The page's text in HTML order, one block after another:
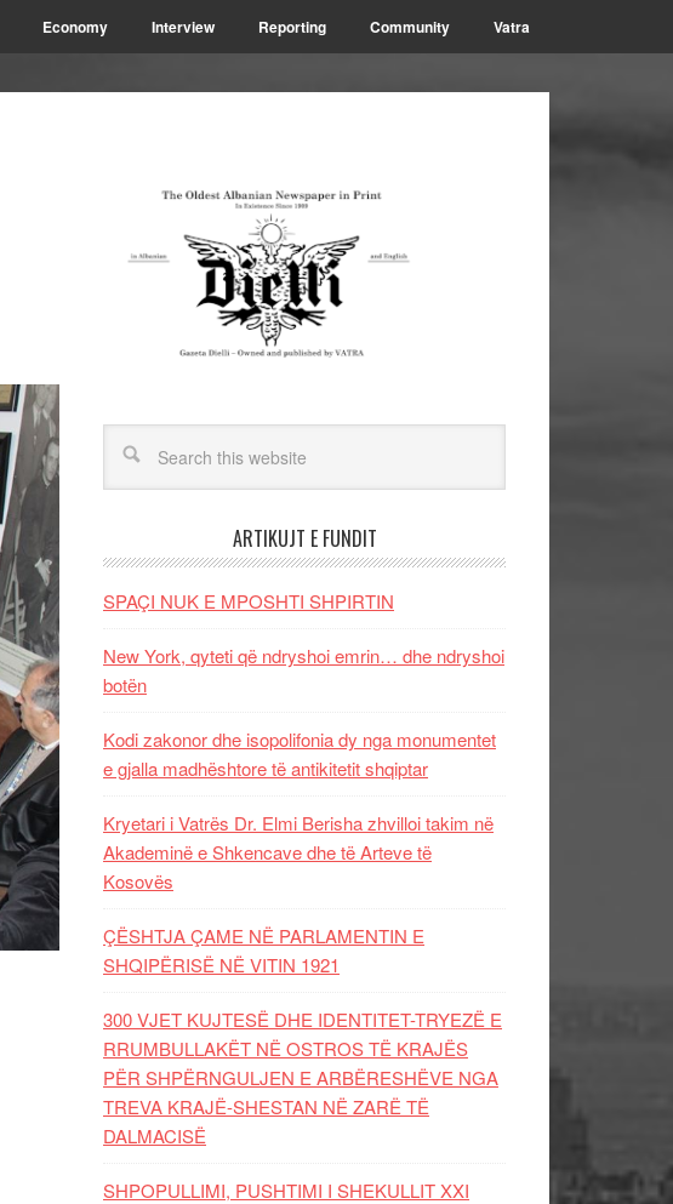
Economy Interview Reporting Community Vatra
ARTIKUJT E FUNDIT
SPAÇI NUK E MPOSHTI SHPIRTIN
New York, qyteti që ndryshoi emrin… dhe ndryshoi
botën
Kodi zakonor dhe isopolifonia dy nga monumentet
e gjalla madhështore të antikitetit shqiptar
Kryetari i Vatrës Dr. Elmi Berisha zhvilloi takim në
Akademinë e Shkencave dhe të Arteve të
Kosovës
ÇËSHTJA ÇAME NË PARLAMENTIN E
SHQIPËRISË NË VITIN 1921
300 VJET KUJTESË DHE IDENTITET-TRYEZË E
RRUMBULLAKËT NË OSTROS TË KRAJËS
PËR SHPËRNGULJEN E ARBËRESHËVE NGA
TREVA KRAJË-SHESTAN NË ZARË TË
DALMACISË
SHPOPULLIMI, PUSHTIMI I SHEKULLIT XXI